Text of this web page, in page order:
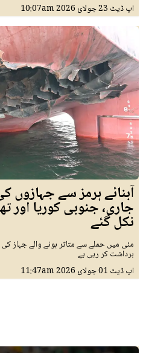
اپ ڈیٹ 23 جولائ 2026 10:07am
آبنائے ہرمز سے جہازوں
جاری، جنوبی کوریا اور
نکل گئے
مئی میں حملے سے متاثر ہونے والے جہاز
برداشت کر رہی ہے
اپ ڈیٹ 01 جولائ 2026 11:47am